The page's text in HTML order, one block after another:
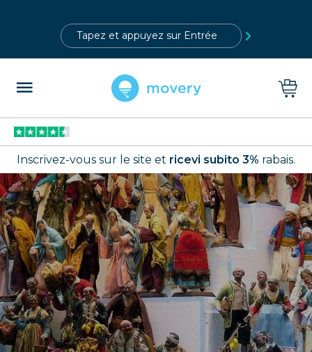
Inscrivez-vous sur le site et ricevi subito 3% rabais.